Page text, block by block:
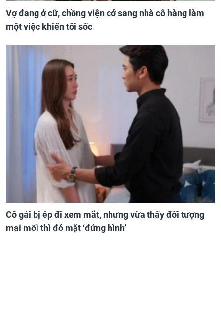
Vợ đang ở cữ, chồng viện cớ sang nhà cô hàng làm
một việc khiến tôi sốc
Cô gái bị ép đi xem mắt, nhưng vừa thấy đối tượng
mai mối thì đỏ mặt ‘đứng hình’